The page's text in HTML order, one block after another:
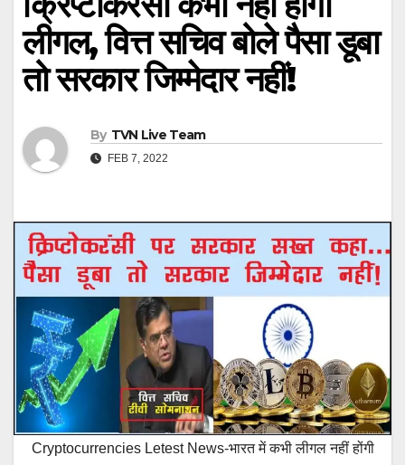
लीगल, वित्त सचिव बोले पैसा डूबा
तो सरकार जिम्मेदार नहीं!
By TVN Live Team
FEB 7, 2022
Cryptocurrencies Letest News-भारत में कभी लीगल नहीं होंगी